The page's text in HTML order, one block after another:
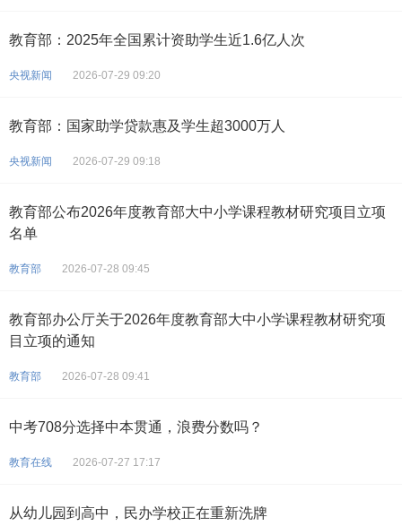
教育部：2025年全国累计资助学生近1.6亿人次
央视新闻 2026-07-29 09:20
教育部：国家助学贷款惠及学生超3000万人
央视新闻 2026-07-29 09:18
教育部公布2026年度教育部大中小学课程教材研究项目立项
名单
教育部 2026-07-28 09:45
教育部办公厅关于2026年度教育部大中小学课程教材研究项
目立项的通知
教育部 2026-07-28 09:41
中考708分选择中本贯通，浪费分数吗？
教育在线 2026-07-27 17:17
从幼儿园到高中，民办学校正在重新洗牌